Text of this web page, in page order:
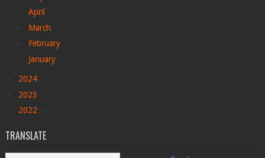
April
March
February
January
2024
2023
2022
TRANSLATE